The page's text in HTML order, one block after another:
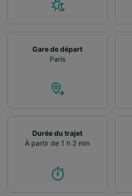
Gare de départ
Paris
Durée du trajet
À partir de 1 h 2 min